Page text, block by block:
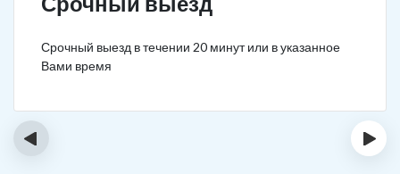
Срочный выезд в течении 20 минут или в указанное
Вами время
‹ ›